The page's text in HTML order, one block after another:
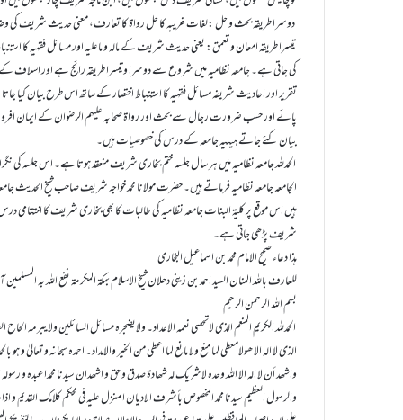
دوسرا طریقہ بحث و حل :لغات غریبہ کا حل رواۃ کا تعارف، معنی حدیث شریف کی
تیسرا طریقہ امعان و تعمق: یعنی حدیث شریف کے مالہ و ماعلیہ اور مسائل فقہیہ کا
کی جاتی ہے۔ جامعہ نظامیہ میں شروع سے دوسرا و تیسرا طریقہ رائج ہے اور
تقریر اور احادیث شریفہ مسائل فقہیہ کا استنباط اختصار کے ساتھ اس طرح بیان کیا
پائے اور حسب ضرورت رجال سے بحث اور رواۃ صحابہ علیہم الرضوان کے ایمان
بیان کئے جاتے ہیںیہ جامعہ کے درس کی خصوصیات ہیں۔
الحمدللہ جامعہ نظامیہ میں ہر سال جلسہ ختم بخاری شریف منعقد ہوتا ہے۔ اس جلسہ کی
الجامعہ جامعہ نظامیہ فرماتے ہیں۔ حضرت مولانا محمد خواجہ شریف صاحب شیخ
ہیں اس موقع پر کلیۃ البنات جامعہ نظامیہ کی طالبات کا بھی بخاری شریف کا
شریف پڑھی جاتی ہے۔
ہذا دعاء صحیح الامام محمد بن اسماعیل البخاری
للعارف باللہ المنان السید احمد بن زینی دحلان شیخ الاسلام بمکۃ المکرمۃ نفع اللہ بہ
بسم اللہ الرحمن الرحیم
الحمدللہ الکریم المنعم الذی لاتحصی نعمہ الاعداد۔ ولایضجرہ مسائل السائلین ولایبرمہ
الذی لا الہ الا ھولامعطی لما منع ولا مانع لما اعطی من الخیر والامداد۔ احمدہ سبحانہ و تعالیٰ و
واشھد أن لا الہ الا اللہ وحدہ لاشریک لہ شھادۃ صدق و حق و اشھدان سیدنا محمدا عبدہ و
والرسول العظیم سیدنا محمد المخصوص بأشرف الادیان المنزل علیہ فی محکم کلامک